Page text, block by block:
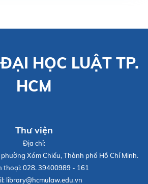
HỌC LUẬT TP.
HCM
Thư viện
Địa chỉ:
Xóm Chiếu, Thành phố Hồ Chí Minh.
thoại:028. 39400989 - 161
library@hcmulaw.edu.vn